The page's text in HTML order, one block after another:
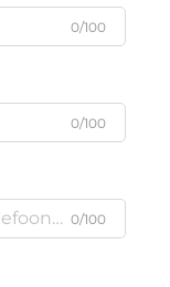
0/100
0/100
0/100